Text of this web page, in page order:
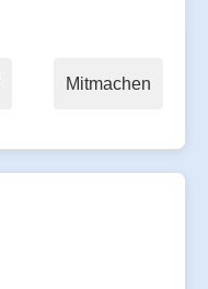
Mitmachen